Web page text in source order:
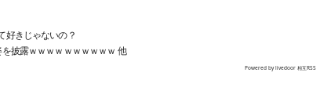
好きじゃないの？
披露ｗｗｗｗｗｗｗｗｗｗ 他
Powered by livedoor 相互RSS